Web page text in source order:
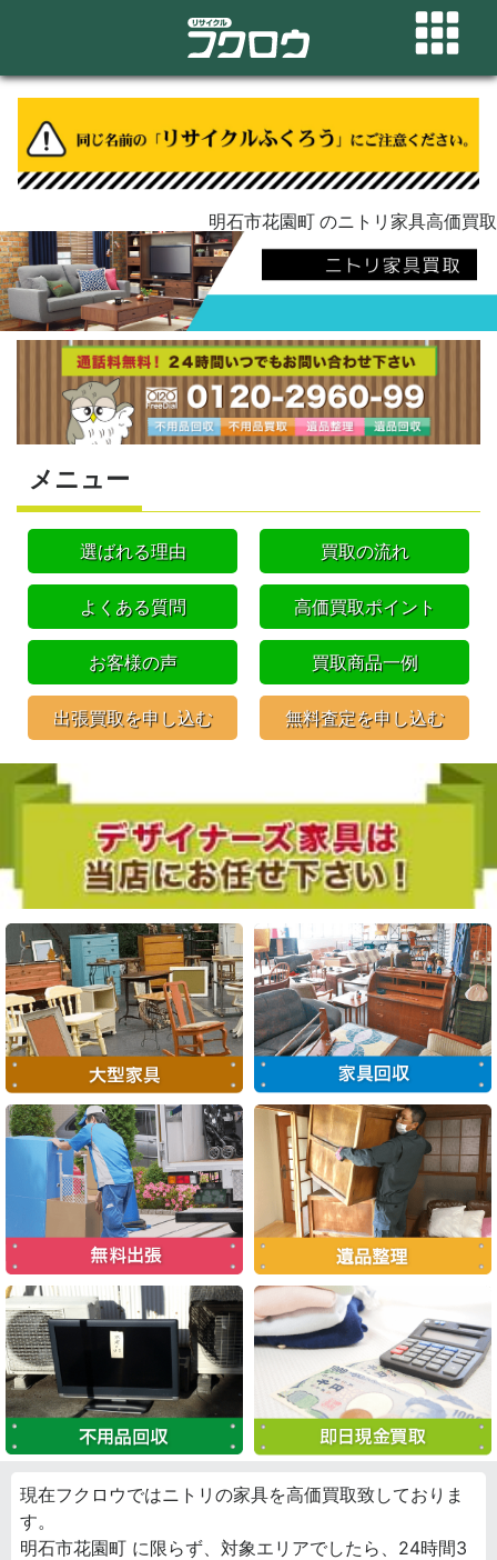
明石市花園町 のニトリ家具高価買取
メニュー
選ばれる理由 買取の流れ
よくある質問 高価買取ポイント
お客様の声 買取商品一例
出張買取を申し込む 無料査定を申し込む
現在フクロウではニトリの家具を高価買取致しておりま
す。
明石市花園町 に限らず、対象エリアでしたら、24時間3